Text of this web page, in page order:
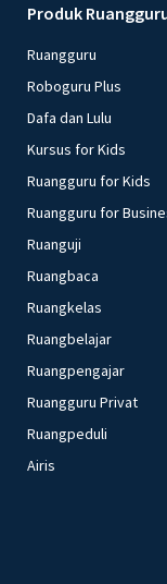
Produk
Ruangguru
Roboguru Plus
Dafa dan Lulu
Kursus for Kids
Ruangguru for Kids
Ruangguru for
Ruanguji
Ruangbaca
Ruangkelas
Ruangbelajar
Ruangpengajar
Ruangguru Privat
Ruangpeduli
Airis